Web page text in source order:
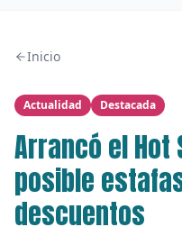
Inicio
Actualidad Destacada
Arrancó el Hot
posible
descuentos